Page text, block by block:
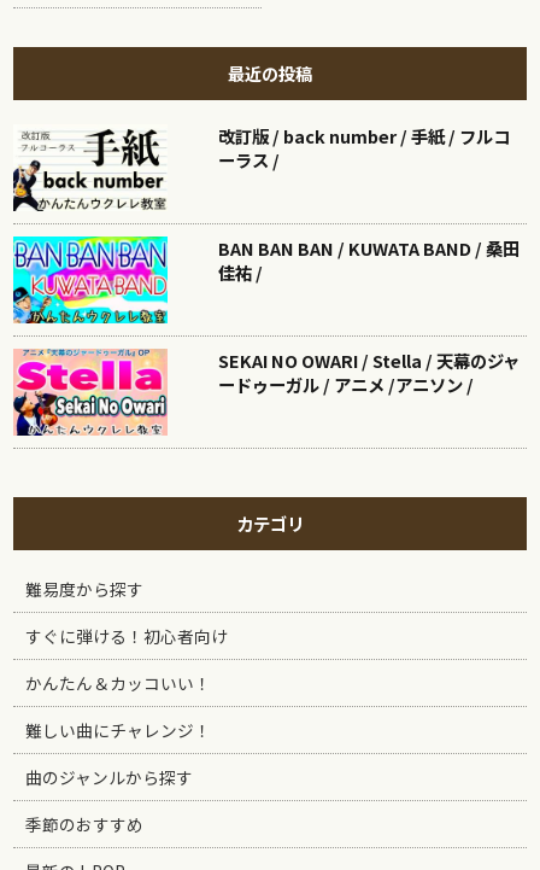
最近の投稿
改訂版 / back number / 手紙 / フルコ
ーラス /
BAN BAN BAN / KUWATA BAND / 桑田
佳祐 /
SEKAI NO OWARI / Stella / 天幕のジャ
ードゥーガル / アニメ /アニソン /
カテゴリ
難易度から探す
すぐに弾ける！初心者向け
かんたん＆カッコいい！
難しい曲にチャレンジ！
曲のジャンルから探す
季節のおすすめ